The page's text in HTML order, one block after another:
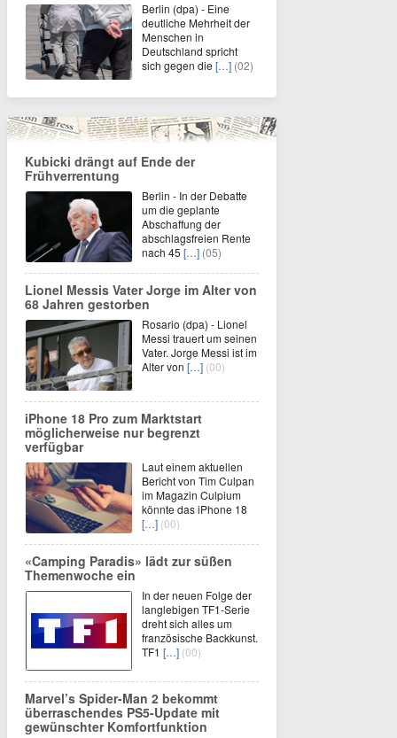
Berlin (dpa) - Eine
deutliche Mehrheit der
Menschen in
Deutschland spricht
sich gegen die […] (02)
Kubicki drängt auf Ende der
Frühverrentung
Berlin - In der Debatte
um die geplante
Abschaffung der
abschlagsfreien Rente
nach 45 […] (05)
Lionel Messis Vater Jorge im Alter von
68 Jahren gestorben
Rosario (dpa) - Lionel
Messi trauert um seinen
Vater. Jorge Messi ist im
Alter von […] (00)
iPhone 18 Pro zum Marktstart
möglicherweise nur begrenzt
verfügbar
Laut einem aktuellen
Bericht von Tim Culpan
im Magazin Culpium
könnte das iPhone 18
[…] (00)
«Camping Paradis» lädt zur süßen
Themenwoche ein
In der neuen Folge der
langlebigen TF1-Serie
dreht sich alles um
französische Backkunst.
TF1 […] (00)
Marvel’s Spider-Man 2 bekommt
überraschendes PS5-Update mit
gewünschter Komfortfunktion